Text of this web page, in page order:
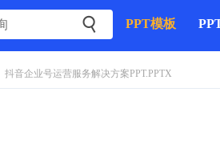
 PPT模板
抖音企业号运营服务解决方案PPT.PPTX